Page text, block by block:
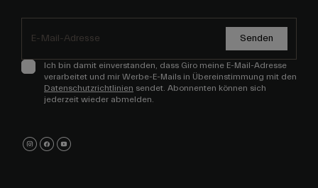
Senden
Ich bin damit einverstanden, dass Giro meine E-Mail-Adresse
verarbeitet und mir Werbe-E-Mails in Übereinstimmung mit den
Datenschutzrichtlinien sendet. Abonnenten können sich
jederzeit wieder abmelden.